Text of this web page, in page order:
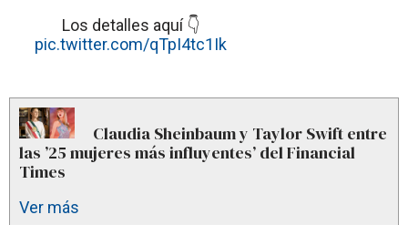
Los detalles aquí 👇
pic.twitter.com/qTpI4tc1Ik
Claudia Sheinbaum y Taylor Swift entre
las ’25 mujeres más influyentes’ del Financial
Times
Ver más